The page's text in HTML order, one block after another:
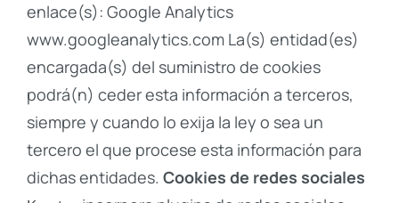
enlace(s): Google Analytics
www.googleanalytics.com La(s) entidad(es)
encargada(s) del suministro de cookies
podrá(n) ceder esta información a terceros,
siempre y cuando lo exija la ley o sea un
tercero el que procese esta información para
dichas entidades. Cookies de redes sociales